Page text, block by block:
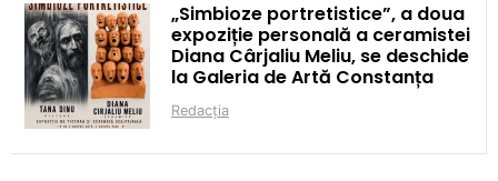
„Simbioze portretistice”, a doua
expoziție personală a ceramistei
Diana Cârjaliu Meliu, se deschide
la Galeria de Artă Constanța
Redacția